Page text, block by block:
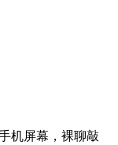
机屏幕，裸聊敲